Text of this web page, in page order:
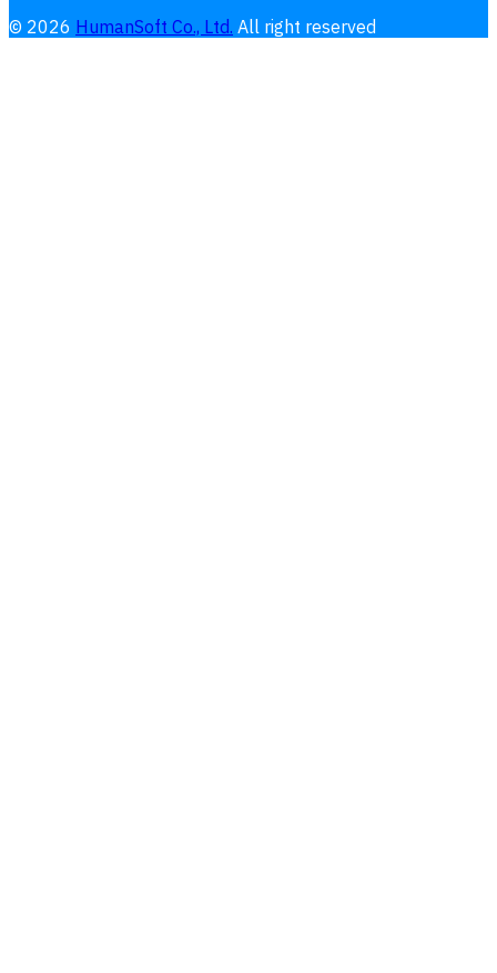
© 2026 HumanSoft Co., Ltd. All right reserved